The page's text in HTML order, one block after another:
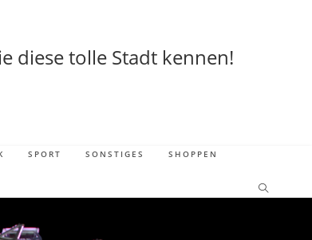
diese tolle Stadt kennen!
SPORT SONSTIGES
SHOPPEN